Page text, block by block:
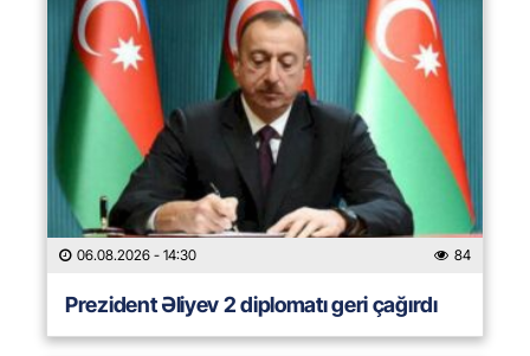
06.08.2026 - 14:30 84
Prezident Əliyev 2 diplomatı geri çağırdı